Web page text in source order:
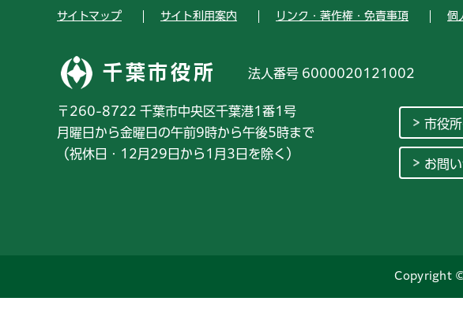
サイトマップ サイト利用案内 リンク・著作権・免責事項 個
千葉市役所 法人番号 6000020121002
〒260-8722 千葉市中央区千葉港1番1号
月曜日から金曜日の午前9時から午後5時まで
（祝休日・12月29日から1月3日を除く）
市役
お問
Copyright